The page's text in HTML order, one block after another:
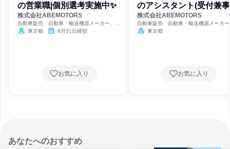
の営業職|個別選考実施中✨
株式会社ABEMOTORS
自動車販売、自動車・輸送機器メーカー、生
命保険・損害保険・保険サービス
東京都 8月31日締切
お気に入り
のアシスタント(受付兼事
務)
株式会社ABEMOTORS
自動車販売、自動車・輸送機器メーカ
命保険・損害保険・保険サービス
東京都
お気に入り
あなたへのおすすめ